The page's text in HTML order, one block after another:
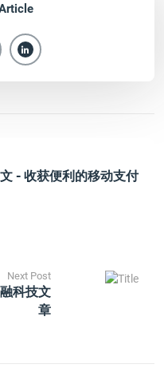
- 收获便利的移动支付
Next Post
科技文
章